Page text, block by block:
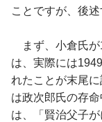
ことですが、後
まず、小倉氏が
は、実際には
れたことが末尾
は政次郎氏の存
は、「賢治父子